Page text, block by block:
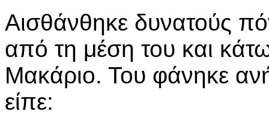
Αισθάνθηκε δυνατούς
από τη μέση του και
Μακάριο. Του φάνηκε
είπε: